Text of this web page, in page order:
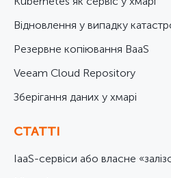
Відновлення у випадку
Резервне копіювання BaaS
Veeam Cloud Repository
Зберігання даних у хмарі
СТАТТІ
IaaS-сервіси або власне